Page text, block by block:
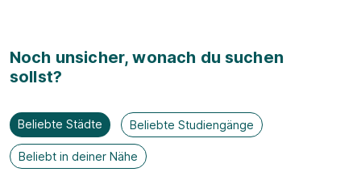
Noch unsicher, wonach du suchen
sollst?
Beliebte Städte Beliebte Studiengänge
Beliebt in deiner Nähe